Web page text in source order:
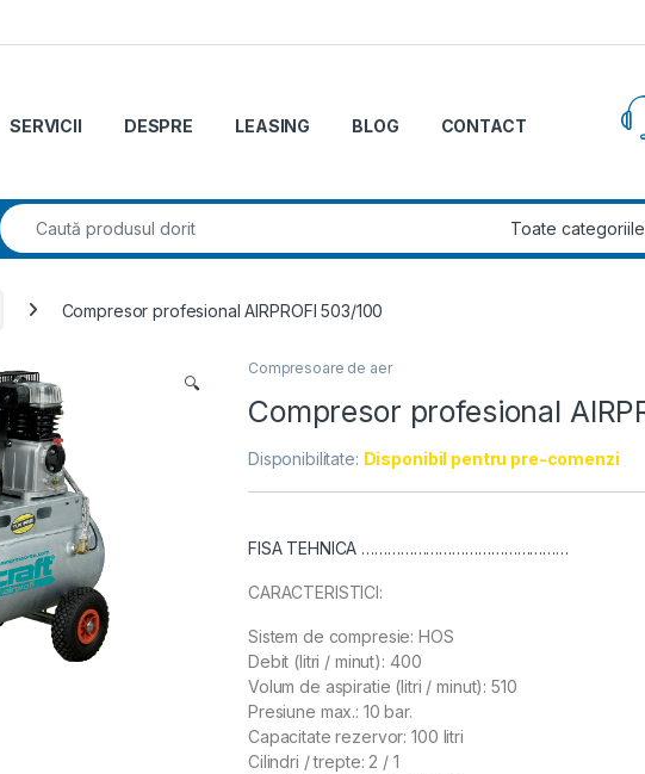
SERVICII DESPRE LEASING BLOG CONTACT
Search for:
Compresor profesional AIRPROFI 503/100
🔍
Compresoare de aer
Compresor profesional
Disponibilitate: Disponibil pentru pre-comenzi
FISA TEHNICA …………………………………………
CARACTERISTICI:
Sistem de compresie: HOS
Debit (litri / minut): 400
Volum de aspiratie (litri / minut): 510
Presiune max.: 10 bar.
Capacitate rezervor: 100 litri
Cilindri / trepte: 2 / 1